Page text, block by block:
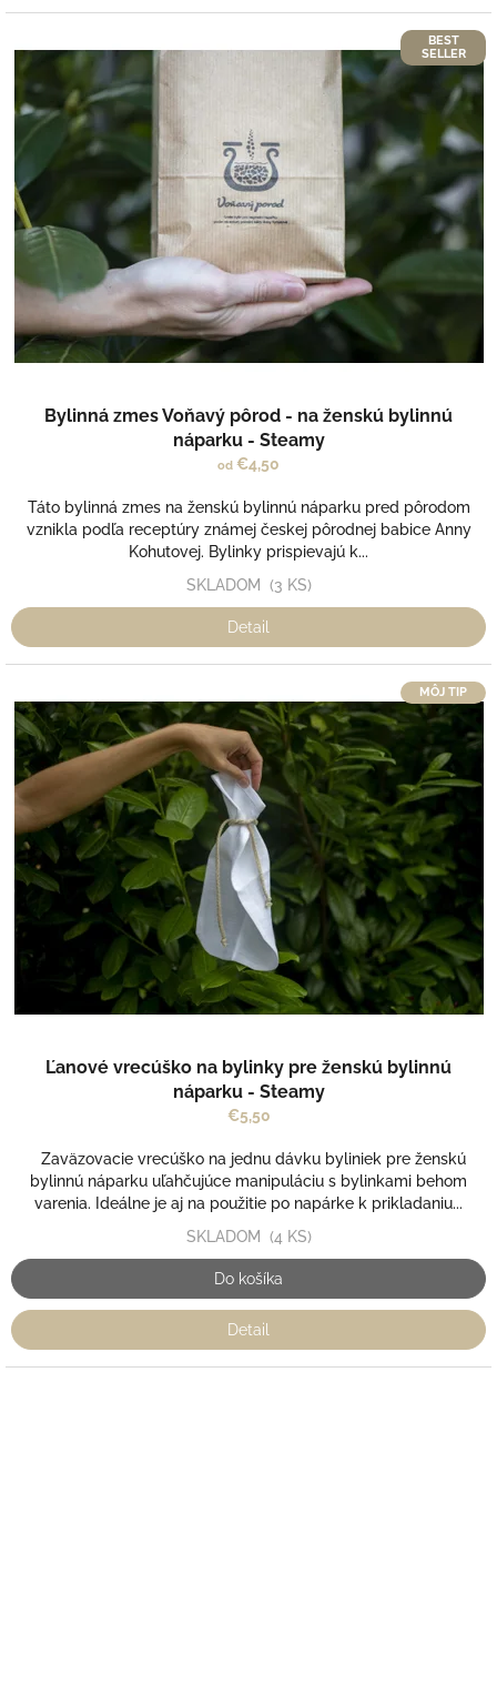
BEST
SELLER
Bylinná zmes Voňavý pôrod - na ženskú bylinnú
náparku - Steamy
od €4,50
Táto bylinná zmes na ženskú bylinnú náparku pred pôrodom
vznikla podľa receptúry známej českej pôrodnej babice Anny
Kohutovej. Bylinky prispievajú k...
SKLADOM (3 KS)
Detail
MÔJ TIP
Ľanové vrecúško na bylinky pre ženskú bylinnú
náparku - Steamy
€5,50
Zaväzovacie vrecúško na jednu dávku byliniek pre ženskú
bylinnú náparku uľahčujúce manipuláciu s bylinkami behom
varenia. Ideálne je aj na použitie po napárke k prikladaniu...
SKLADOM (4 KS)
Do košíka
Detail